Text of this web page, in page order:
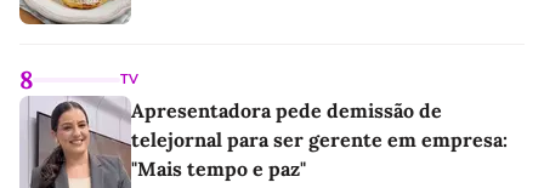
8 TV
Apresentadora pede demissão de
telejornal para ser gerente em empresa:
"Mais tempo e paz"